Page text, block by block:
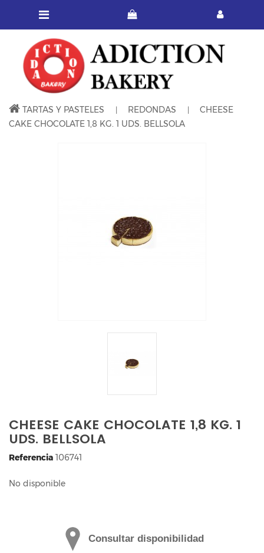
TARTAS Y PASTELES REDONDAS
CHEESE
CAKE CHOCOLATE 1,8 KG. 1 UDS. BELLSOLA
CHEESE CAKE CHOCOLATE 1,8 KG. 1
UDS. BELLSOLA
Referencia 106741
No disponible
Consultar disponibilidad